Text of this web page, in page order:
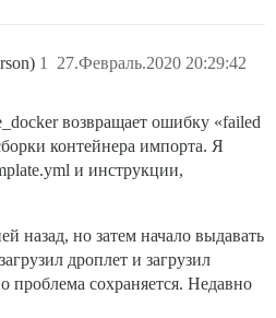
27.Февраль.2020 20:29:42
1
возвращает ошибку «failed
контейнера импорта. Я
и инструкции,
назад, но затем начало выдавать
дроплет и загрузил
сохраняется. Недавно